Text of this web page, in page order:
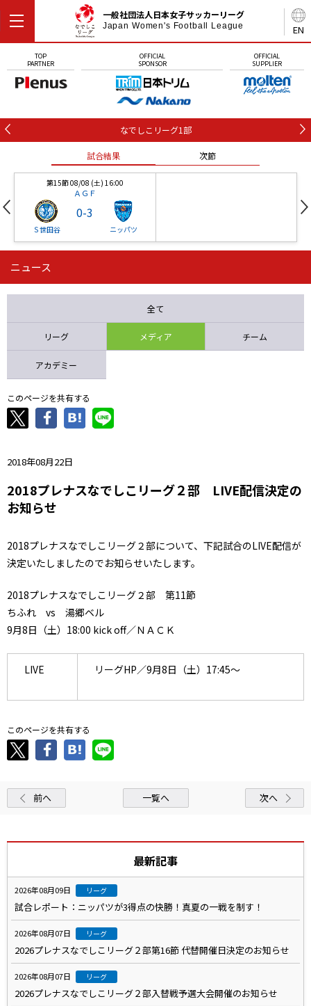
EN
一般社団法人日本女子サッカーリーグ
Japan Women's Football League
TOP
PARTNER
OFFICIAL
SPONSOR
OFFICIAL
SUPPLIER
なでしこリーグ1部
試合結果 次節
第15節 08/08 (土) 16:00
ＡＧＦ
Ｓ世田谷
0-3
ニッパツ
第16節 09/05 (土) 15:00
ニッパツ 石人の星
ニュース
全て
リーグ メディア チーム
アカデミー
このページを共有する
2018年08月22日
2018プレナスなでしこリーグ２部 LIVE配信決定の
お知らせ
2018プレナスなでしこリーグ２部について、下記試合のLIVE配信が
決定いたしましたのでお知らせいたします。
2018プレナスなでしこリーグ２部 第11節
ちふれ vs 湯郷ベル
9月8日（土）18:00 kick off／ＮＡＣＫ
LIVE リーグHP／9月8日（土）17:45～
このページを共有する
前へ 一覧へ 次へ
最新記事
2026年08月09日 リーグ
試合レポート：ニッパツが3得点の快勝！真夏の一戦を制す！
2026年08月07日 リーグ
2026プレナスなでしこリーグ２部第16節 代替開催日決定のお知らせ
2026年08月07日 リーグ
2026プレナスなでしこリーグ２部入替戦予選大会開催のお知らせ